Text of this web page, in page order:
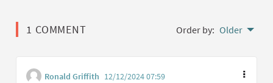
1 COMMENT Order by: Older
Ronald Griffith 12/12/2024 07:59